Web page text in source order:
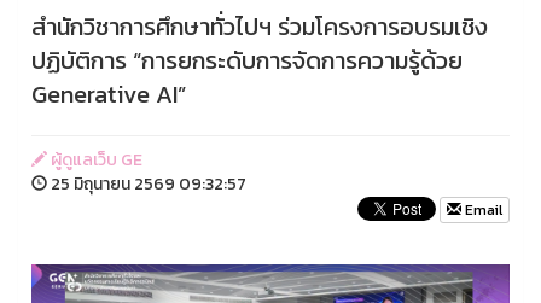
สำนักวิชาการศึกษาทั่วไปฯ ร่วมโครงการอบรมเชิง
ปฏิบัติการ “การยกระดับการจัดการความรู้ด้วย
Generative AI”
ผู้ดูแลเว็บ GE
25 มิถุนายน 2569 09:32:57
Email